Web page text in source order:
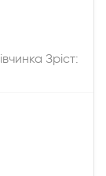
Зріст: